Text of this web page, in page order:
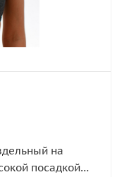
на
посадкой